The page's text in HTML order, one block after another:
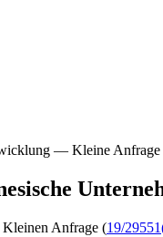
— Kleine
Anfrage (19/29551